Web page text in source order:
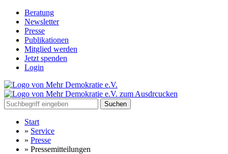
Beratung
Newsletter
Presse
Publikationen
Mitglied werden
Jetzt spenden
Login
Suchen
Start
» Service
» Presse
» Pressemitteilungen